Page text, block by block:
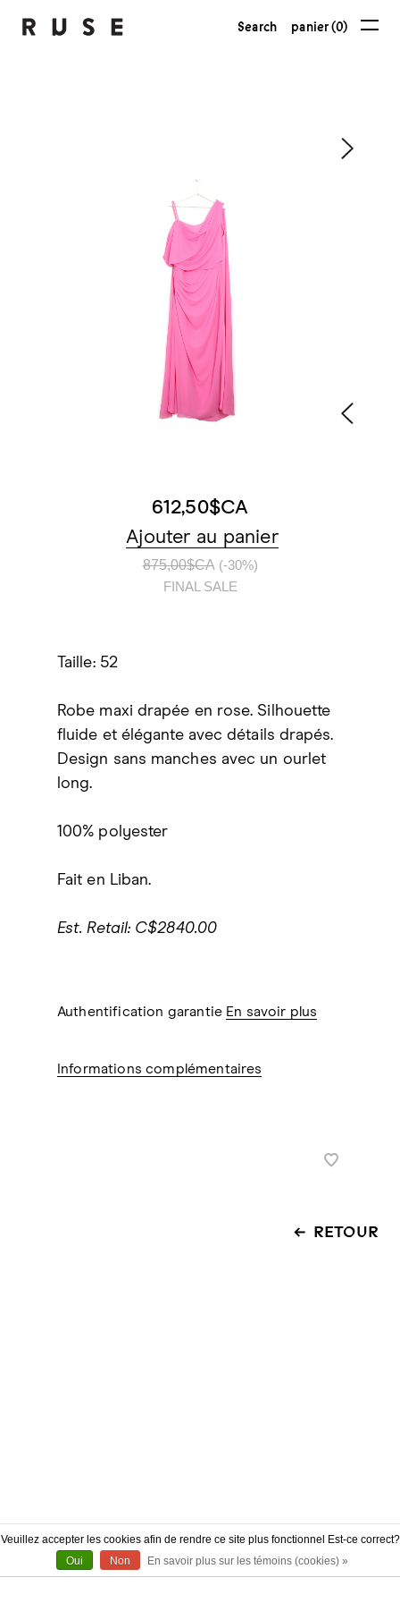
Search panier (0)
612,50$CA
Ajouter au panier
875,00$CA (-30%)
FINAL SALE
Taille: 52
Robe maxi drapée en rose. Silhouette
fluide et élégante avec détails drapés.
Design sans manches avec un ourlet
long.
100% polyester
Fait en Liban.
Est. Retail: C$2840.00
Authentification garantie En savoir plus
Informations complémentaires
RETOUR
À PROPOS
Veuillez accepter les cookies afin de rendre ce site plus fonctionnel Est-ce correct?
Oui
Non En savoir plus sur les témoins (cookies) »